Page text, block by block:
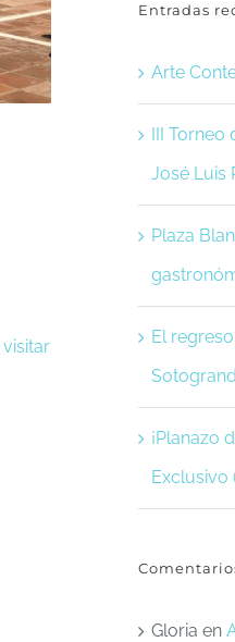
visitar
Entradas
Arte
III Torneo
José Luis
Plaza
El
¡Planazo
Exclusivo
Gloria en